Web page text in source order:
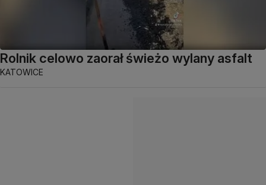
Rolnik celowo zaorał świeżo wylany asfalt
KATOWICE